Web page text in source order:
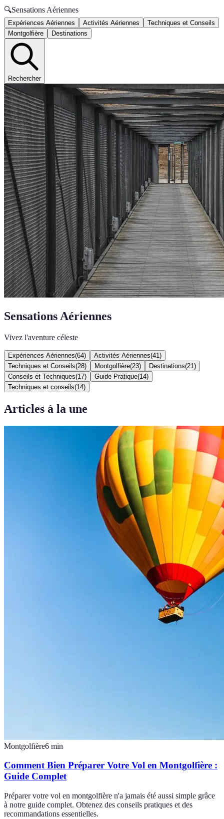
🔍Sensations Aériennes
Expériences Aériennes Activités Aériennes
Techniques et Conseils
Montgolfière
Destinations
Rechercher
Sensations Aériennes
Vivez l'aventure céleste
Expériences Aériennes(64) Activités Aériennes(41 )
Techniques et Conseils(28) Montgolfière(23) Destinations(21 )
Conseils et Techniques(17) Guide Pratique(14)
Techniques et conseils(14)
Articles à la une
Montgolfière6 min
Comment Bien Préparer Votre Vol en Montgolfière :
Guide Complet
Préparer votre vol en montgolfière n'a jamais été aussi simple grâce
à notre guide complet. Obtenez des conseils pratiques et des
recommandations essentielles.